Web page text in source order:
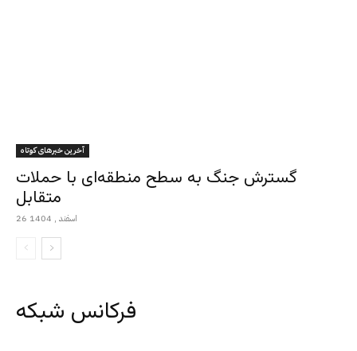
آخرین خبرهای کوتاه
گسترش جنگ به سطح منطقه‌ای با حملات
متقابل
26 اسفند , 1404
فرکانس شبکه